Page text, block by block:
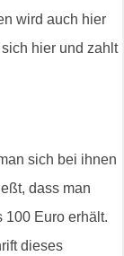
wird auch hier
hier und zahlt
sich bei ihnen
dass man
100 Euro erhält.
dieses